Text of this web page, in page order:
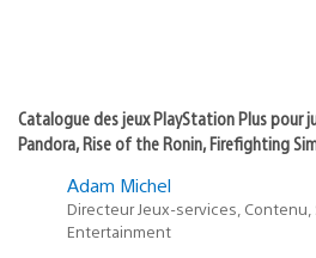
Catalogue des jeux PlayStation Plus pour
Pandora, Rise of the Ronin, Firefighting
Adam Michel
Directeur Jeux-services,
Entertainment